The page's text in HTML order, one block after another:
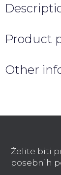
Product
Other
Želite biti
posebnih